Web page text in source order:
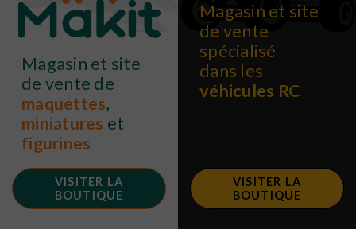
Magasin et site
de vente de
maquettes,
miniatures et
figurines
VISITER LA
BOUTIQUE
Magasin et site
de vente
spécialisé
dans les
véhicules RC
VISITER LA
BOUTIQUE